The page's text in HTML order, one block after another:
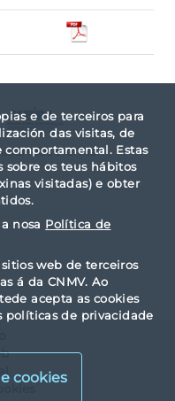
e de terceiros para
das visitas, de
Estas
os teus hábitos
visitadas) e obter
nosa Política de
web de terceiros
á da CNMV. Ao
acepta as cookies
políticas de privacidade
cookies
en la